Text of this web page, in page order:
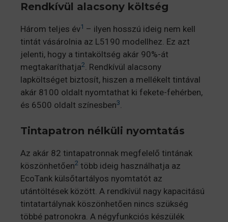
Rendkívül alacsony költség
Három teljes év1 – ilyen hosszú ideig nem kell
tintát vásárolnia az L5190 modellhez. Ez azt
jelenti, hogy a tintaköltség akár 90%-át
megtakaríthatja2. Rendkívül alacsony
lapköltséget biztosít, hiszen a mellékelt tintával
akár 8100 oldalt nyomtathat ki fekete-fehérben,
és 6500 oldalt színesben3.
Tintapatron nélküli nyomtatás
Az akár 82 tintapatronnak megfelelő tintának
köszönhetően2 több ideig használhatja az
EcoTank külsőtartályos nyomtatót az
utántöltések között. A rendkívül nagy kapacitású
tintatartálynak köszönhetően nincs szükség
többé patronokra. A négyfunkciós készülék